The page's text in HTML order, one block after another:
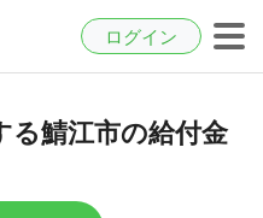
ログイン
る鯖江市の給付金